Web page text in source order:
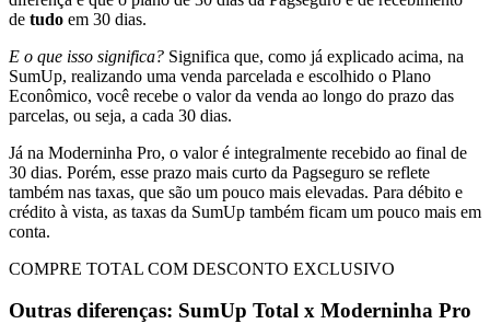
de tudo em 30 dias.
E o que isso significa? Significa que, como já explicado acima, na
SumUp, realizando uma venda parcelada e escolhido o Plano
Econômico, você recebe o valor da venda ao longo do prazo das
parcelas, ou seja, a cada 30 dias.
Já na Moderninha Pro, o valor é integralmente recebido ao final de
30 dias. Porém, esse prazo mais curto da Pagseguro se reflete
também nas taxas, que são um pouco mais elevadas. Para débito e
crédito à vista, as taxas da SumUp também ficam um pouco mais em
conta.
COMPRE TOTAL COM DESCONTO EXCLUSIVO
Outras diferenças: SumUp Total x Moderninha Pro